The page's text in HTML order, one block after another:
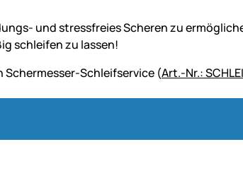
und stressfreies Scheren zu
schleifen zu lassen!
Schermesser-Schleifservice (Art.-Nr.: